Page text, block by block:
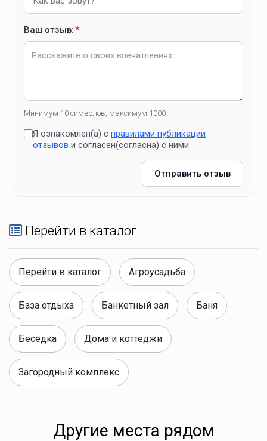
Ваш отзыв:*
Минимум 10 символов, максимум 1000
Я ознакомлен(а) с правилами публикации
отзывов и согласен(согласна) с ними
Отправить отзыв
Перейти в каталог
Перейти в каталог Агроусадьба
База отдыха Банкетный зал Баня
Беседка Дома и коттеджи
Загородный комплекс
Другие места рядом